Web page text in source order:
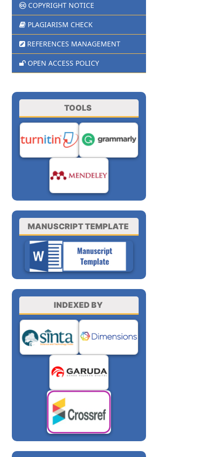
COPYRIGHT NOTICE
PLAGIARISM CHECK
REFERENCES MANAGEMENT
OPEN ACCESS POLICY
TOOLS
MANUSCRIPT TEMPLATE
INDEXED BY